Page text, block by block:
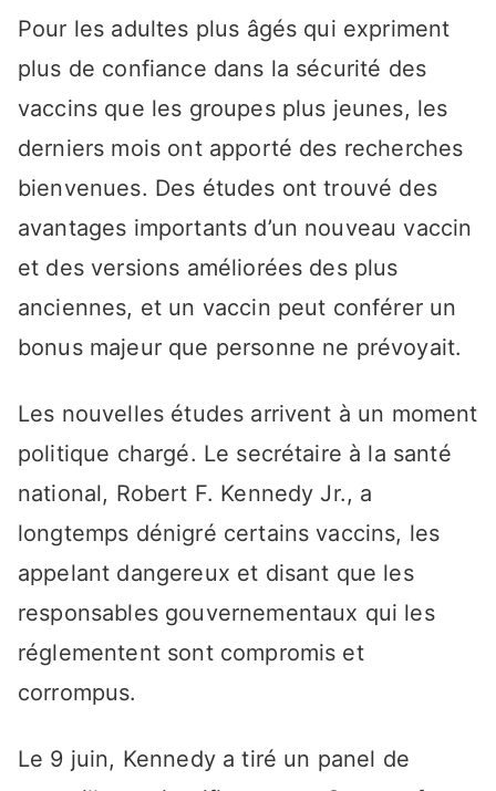
Pour les adultes plus âgés qui expriment
plus de confiance dans la sécurité des
vaccins que les groupes plus jeunes, les
derniers mois ont apporté des recherches
bienvenues. Des études ont trouvé des
avantages importants d’un nouveau vaccin
et des versions améliorées des plus
anciennes, et un vaccin peut conférer un
bonus majeur que personne ne prévoyait.
Les nouvelles études arrivent à un moment
politique chargé. Le secrétaire à la santé
national, Robert F. Kennedy Jr., a
longtemps dénigré certains vaccins, les
appelant dangereux et disant que les
responsables gouvernementaux qui les
réglementent sont compromis et
corrompus.
Le 9 juin, Kennedy a tiré un panel de